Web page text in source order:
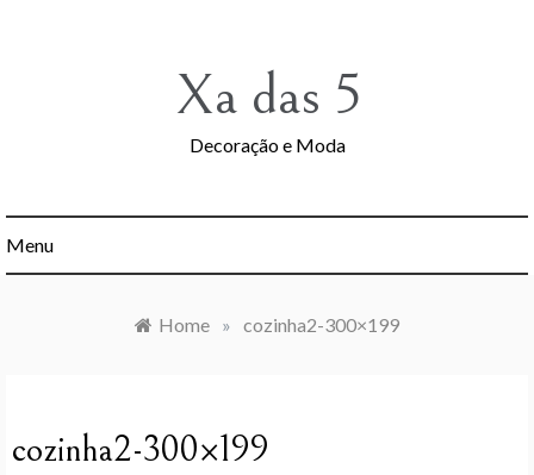
Xa das 5
Decoração e Moda
Menu
Home » cozinha2-300×199
cozinha2-300×199